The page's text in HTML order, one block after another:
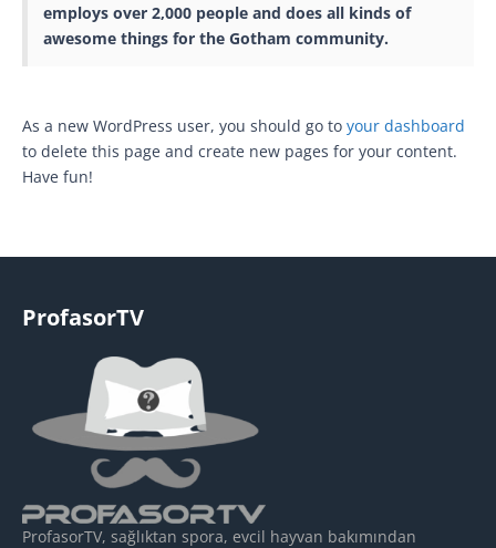
employs over 2,000 people and does all kinds of
awesome things for the Gotham community.
As a new WordPress user, you should go to your dashboard
to delete this page and create new pages for your content.
Have fun!
ProfasorTV
ProfasorTV, sağlıktan spora, evcil hayvan bakımından